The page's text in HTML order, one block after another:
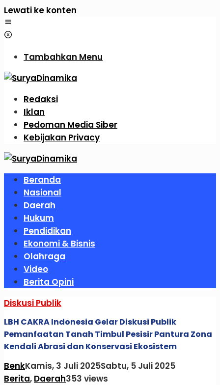
Lewati ke konten
Tambahkan Menu
Redaksi
Iklan
Pedoman Media Siber
Kebijakan Privacy
Beranda
Nasional
Daerah
Hukum
Pendidikan
Ekonomi & Bisnis
Olahraga
Video
Berita Opini
Diskusi Publik
LBH CAKRA Indonesia Gelar Diskusi Publik
Pemanfaatan Tanah Timbul Pesisir Pantura Zona
Kendali Abrasi dan Konservasi Ekosistem
BenkKamis, 3 Juli 2025Sabtu, 5 Juli 2025
Berita, Daerah353 views